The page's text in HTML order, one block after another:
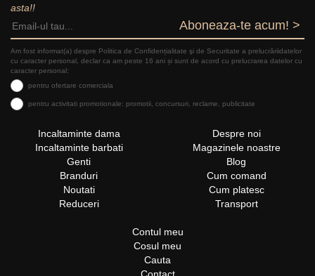
asta!!
Aboneaza-te acum! >
Am fost informat(a) despre Politica de Confidențialitate şi de Securitate a prelucrăriidatelor
cu caracter personal, declar ca am peste 16 ani și sunt de acord cu prelucrarea datelor cu
caracter personal:
pentru ofertare comerciala
pentru activitati promotionale: promotii, concursuri, reclame, publicitate
Incaltaminte dama
Incaltaminte barbati
Genti
Branduri
Noutati
Reduceri
Despre noi
Magazinele noastre
Blog
Cum comand
Cum platesc
Transport
Contul meu
Cosul meu
Cauta
Contact